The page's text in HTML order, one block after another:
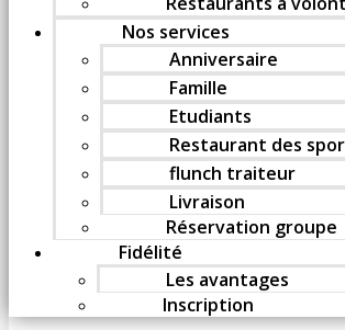
Nos services
Anniversaire
Famille
Etudiants
Restaurant des
flunch traiteur
Livraison
Réservation groupe
Fidélité
Les avantages
Inscription